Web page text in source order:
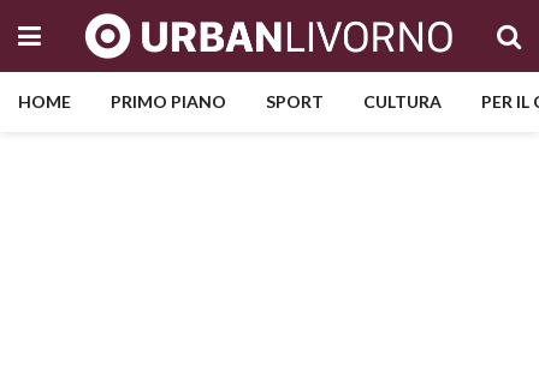
HOME PRIMO PIANO SPORT CULTURA PER